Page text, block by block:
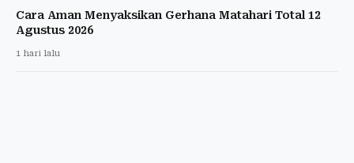
Cara Aman Menyaksikan Gerhana Matahari Total 12
Agustus 2026
1 hari lalu